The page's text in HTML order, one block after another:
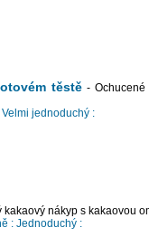
těstě -
Velmi jednoduchý :
kakaový nákyp s kakaovou
: Jednoduchý :